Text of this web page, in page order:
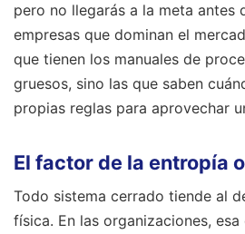
pero no llegarás a la meta antes
empresas que dominan el
que tienen los manuales de
gruesos, sino las que saben
propias reglas para aprovechar
El factor de la entropía
Todo sistema cerrado tiende al
física. En las organizaciones,